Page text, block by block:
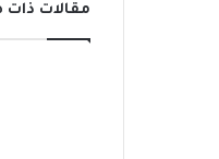
مقالات